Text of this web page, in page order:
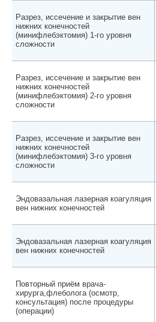
Разрез, иссечение и закрытие вен
нижних конечностей
(минифлебэктомия) 1-го уровня
сложности
Разрез, иссечение и закрытие вен
нижних конечностей
(минифлебэктомия) 2-го уровня
сложности
Разрез, иссечение и закрытие вен
нижних конечностей
(минифлебэктомия) 3-го уровня
сложности
Эндовазальная лазерная коагуляция
вен нижних конечностей
Эндовазальная лазерная коагуляция
вен нижних конечностей
Повторный приём врача-
хирурга,флеболога (осмотр,
консультация) после процедуры
(операции)